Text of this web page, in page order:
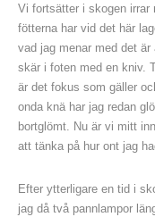
Vi fortsätter i skogen irrar
fötterna har vid det här
vad jag menar med det
skär i foten med en kniv.
är det fokus som gäller
onda knä har jag redan
bortglömt. Nu är vi mitt
att tänka på hur ont jag
Efter ytterligare en tid i
jag då två pannlampor